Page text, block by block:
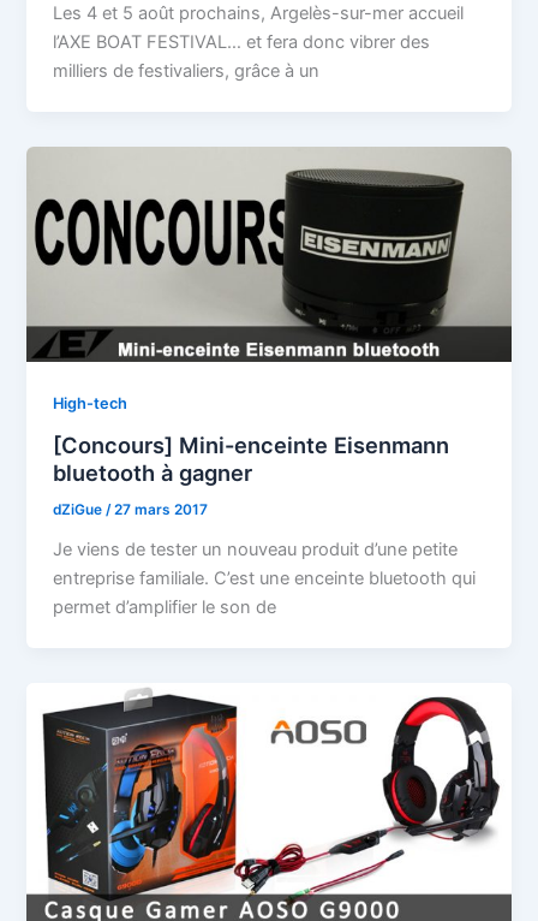
Les 4 et 5 août prochains, Argelès-sur-mer accueil
l’AXE BOAT FESTIVAL… et fera donc vibrer des
milliers de festivaliers, grâce à un
High-tech
[Concours] Mini-enceinte Eisenmann
bluetooth à gagner
dZiGue/27 mars 2017
Je viens de tester un nouveau produit d’une petite
entreprise familiale. C’est une enceinte bluetooth qui
permet d’amplifier le son de